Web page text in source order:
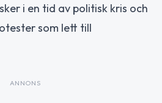
i en tid av politisk kris och
som lett till
ANNONS